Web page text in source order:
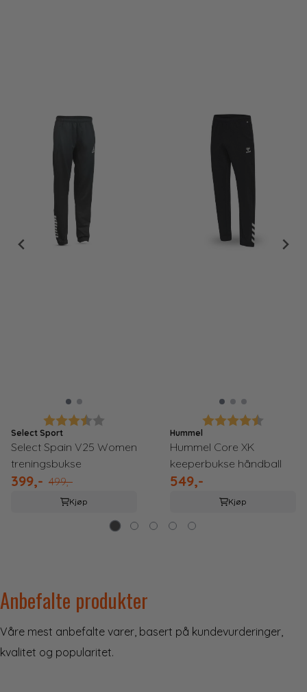
Karakter:
Select Sport
Select Spain V25 Women
treningsbukse
399,- 499,-
Kjøp
Karakter:
Hummel
Hummel Core XK
keeperbukse håndball
549,-
Kjøp
Anbefalte produkter
Våre mest anbefalte varer, basert på kundevurderinger,
kvalitet og popularitet.